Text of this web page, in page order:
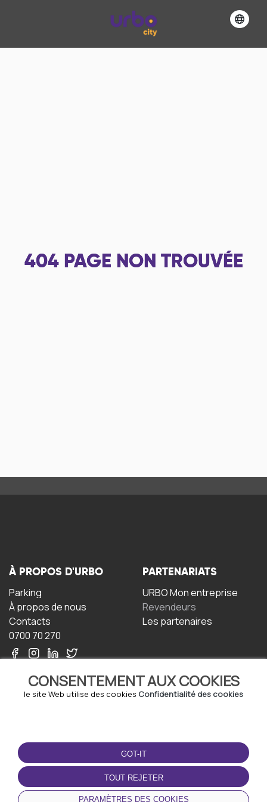
404 PAGE NON TROUVÉE
CONSENTEMENT AUX COOKIES
le site Web utilise des cookies Confidentialité des cookies
GOT-IT
TOUT REJETER
PARAMÈTRES DES COOKIES
À PROPOS D'URBO
Parking
À propos de nous
Contacts
0700 70 270
PARTENARIATS
URBO Mon entreprise
Revendeurs
Les partenaires
TERMS-OF-USE
Termes et conditions
Politique de confidentialité
Politique relative aux
cookies
TÉLÉCHARGEZ
L'APPLICATION